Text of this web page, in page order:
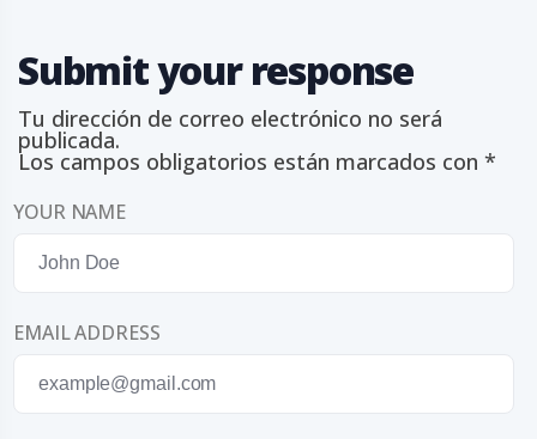
a
d
s
Submit your response
Tu dirección de correo electrónico no será
publicada.
Los campos obligatorios están marcados con *
YOUR NAME
EMAIL ADDRESS